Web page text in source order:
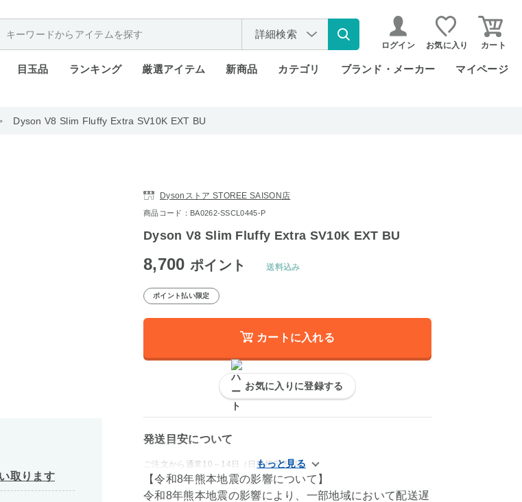
詳細検索
ログイン お気に入り カート
目玉品 ランキング 厳選アイテム 新商品 カテゴリ ブランド・メーカー マイページ
Dyson V8 Slim Fluffy Extra SV10K EXT BU
取ります
Dysonストア STOREE SAISON店
商品コード：BA0262-SSCL0445-P
Dyson V8 Slim Fluffy Extra SV10K EXT BU
8,700 ポイント 送料込み
ポイント払い限定
カートに入れる
お気に入りに登録する
発送目安について
ご注文から通常10～14日（日時指定不可）
【令和8年熊本地震の影響について】
令和8年熊本地震の影響により、一部地域において配送遅